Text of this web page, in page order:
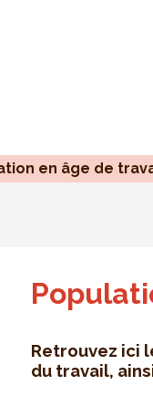
Retrouvez ici
du travail,